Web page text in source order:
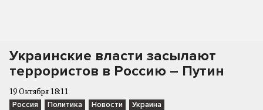
Украинские власти засылают
террористов в Россию – Путин
19 Октября 18:11
Россия Политика Новости Украина